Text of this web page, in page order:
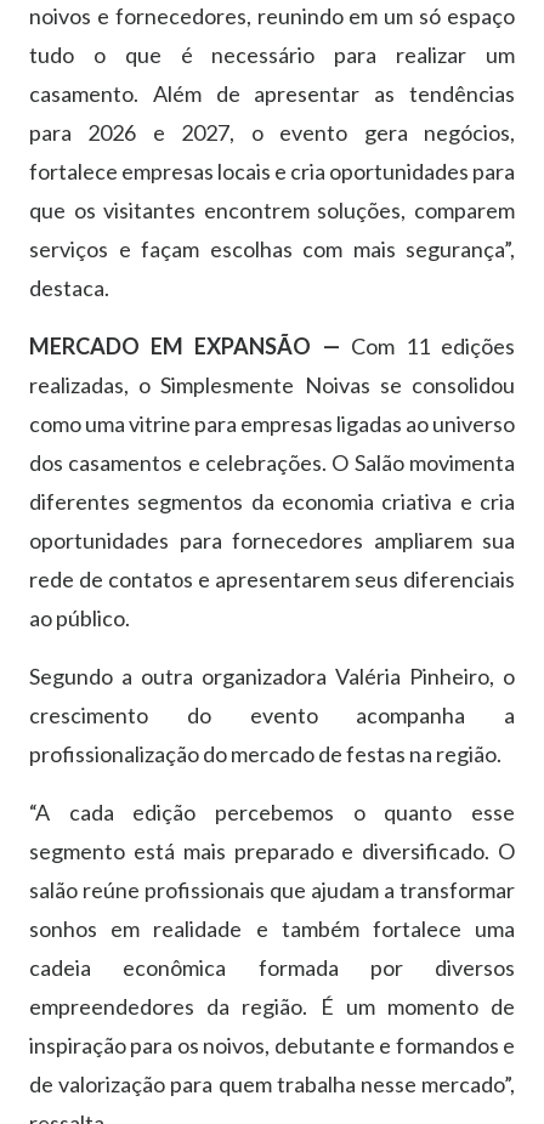
noivos e fornecedores, reunindo em um só espaço
tudo o que é necessário para realizar um
casamento. Além de apresentar as tendências
para 2026 e 2027, o evento gera negócios,
fortalece empresas locais e cria oportunidades para
que os visitantes encontrem soluções, comparem
serviços e façam escolhas com mais segurança”,
destaca.
MERCADO EM EXPANSÃO — Com 11 edições
realizadas, o Simplesmente Noivas se consolidou
como uma vitrine para empresas ligadas ao universo
dos casamentos e celebrações. O Salão movimenta
diferentes segmentos da economia criativa e cria
oportunidades para fornecedores ampliarem sua
rede de contatos e apresentarem seus diferenciais
ao público.
Segundo a outra organizadora Valéria Pinheiro, o
crescimento do evento acompanha a
profissionalização do mercado de festas na região.
“A cada edição percebemos o quanto esse
segmento está mais preparado e diversificado. O
salão reúne profissionais que ajudam a transformar
sonhos em realidade e também fortalece uma
cadeia econômica formada por diversos
empreendedores da região. É um momento de
inspiração para os noivos, debutante e formandos e
de valorização para quem trabalha nesse mercado”,